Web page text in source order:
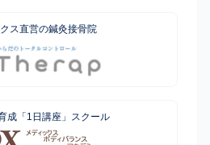
ス直営の鍼灸接骨院
成「1日講座」スクール